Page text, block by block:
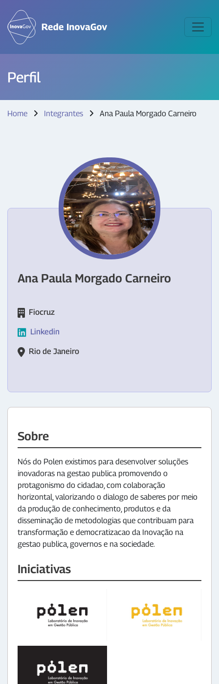
Perfil
Home Integrantes Ana Paula Morgado Carneiro
Ana Paula Morgado Carneiro
Fiocruz
Linkedin
Rio de Janeiro
Sobre
Nós do Polen existimos para desenvolver soluções
inovadoras na gestao publica promovendo o
protagonismo do cidadao, com colaboração
horizontal, valorizando o dialogo de saberes por meio
da produção de conhecimento, produtos e da
disseminação de metodologias que contribuam para
transformação e democratizacao da Inovação na
gestao publica, governos e na sociedade.
Iniciativas